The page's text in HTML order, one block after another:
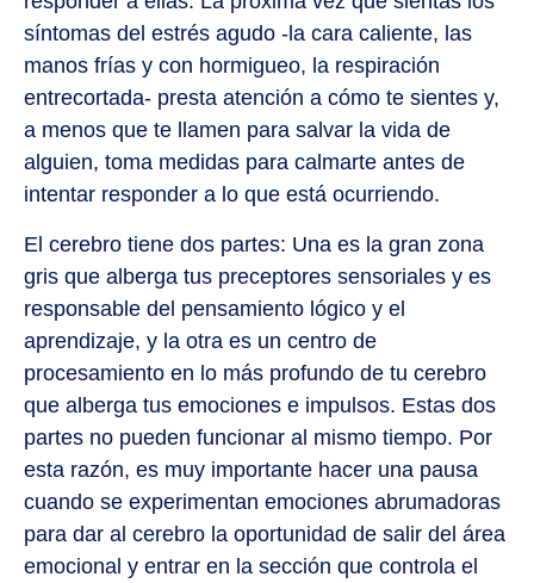
síntomas del estrés agudo -la cara caliente, las
manos frías y con hormigueo, la respiración
entrecortada- presta atención a cómo te sientes y,
a menos que te llamen para salvar la vida de
alguien, toma medidas para calmarte antes de
intentar responder a lo que está ocurriendo.
El cerebro tiene dos partes: Una es la gran zona
gris que alberga tus preceptores sensoriales y es
responsable del pensamiento lógico y el
aprendizaje, y la otra es un centro de
procesamiento en lo más profundo de tu cerebro
que alberga tus emociones e impulsos. Estas dos
partes no pueden funcionar al mismo tiempo. Por
esta razón, es muy importante hacer una pausa
cuando se experimentan emociones abrumadoras
para dar al cerebro la oportunidad de salir del área
emocional y entrar en la sección que controla el